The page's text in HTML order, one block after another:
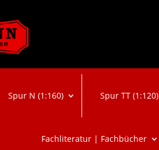
Spur N (1:160) Spur TT (1:120)
Fachliteratur | Fachbücher